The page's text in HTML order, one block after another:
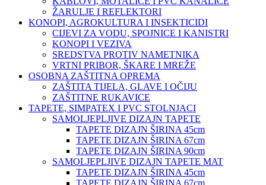
ŽARULJE I REFLEKTORI
KONOPI, AGROKULTURA I INSEKTICIDI
CIJEVI ZA VODU, SPOJNICE I KANISTRI
KONOPI I VEZIVA
SREDSTVA PROTIV NAMETNIKA
VRTNI PRIBOR, ŠKARE I MREŽE
OSOBNA ZAŠTITNA OPREMA
ZAŠTITA TIJELA, GLAVE I OČIJU
ZAŠTITNE RUKAVICE
TAPETE, SIMPATEX I PVC STOLNJACI
SAMOLJEPLJIVE DIZAJN TAPETE
TAPETE DIZAJN ŠIRINA 45cm
TAPETE DIZAJN ŠIRINA 67cm
TAPETE DIZAJN ŠIRINA 90cm
SAMOLJEPLJIVE DIZAJN TAPETE MAT
TAPETE DIZAJN ŠIRINA 45cm
TAPETE DIZAJN ŠIRINA 67cm